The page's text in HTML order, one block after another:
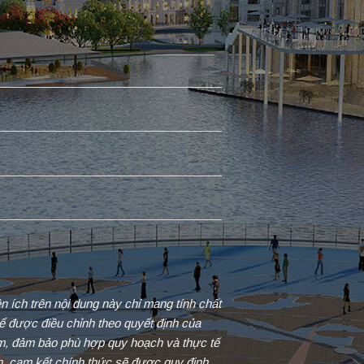
ích trên nội dung này chỉ mang tính chất
được điều chỉnh theo quyết định của
đảm bảo phù hợp quy hoạch và thực tế